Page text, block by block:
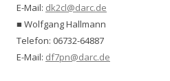
E-Mail: dk2cl@darc.de
■ Wolfgang Hallmann
Telefon: 06732-64887
E-Mail: df7pn@darc.de